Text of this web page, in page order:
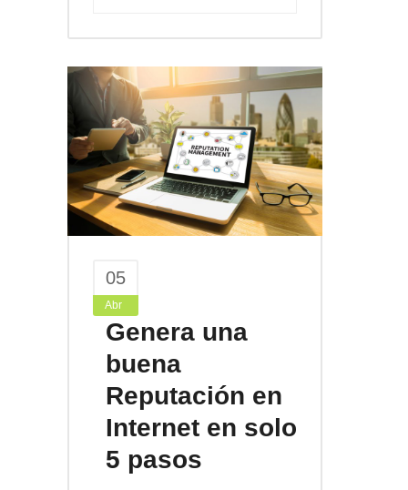
05
Abr
Genera una
buena
Reputación en
Internet en solo
5 pasos